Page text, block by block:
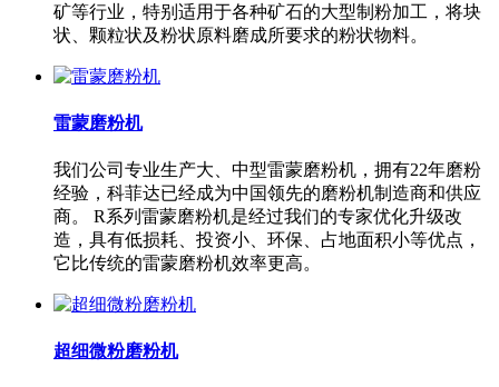
矿等行业，特别适用于各种矿石的大型制粉加工，将块
状、颗粒状及粉状原料磨成所要求的粉状物料。
雷蒙磨粉机
我们公司专业生产大、中型雷蒙磨粉机，拥有22年磨粉
经验，科菲达已经成为中国领先的磨粉机制造商和供应
商。 R系列雷蒙磨粉机是经过我们的专家优化升级改
造，具有低损耗、投资小、环保、占地面积小等优点，
它比传统的雷蒙磨粉机效率更高。
超细微粉磨粉机